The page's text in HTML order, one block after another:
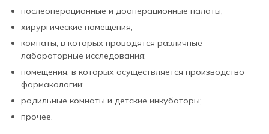
послеоперационные и дооперационные палаты;
хирургические помещения;
комнаты, в которых проводятся различные
лабораторные исследования;
помещения, в которых осуществляется производство
фармакологии;
родильные комнаты и детские инкубаторы;
прочее.